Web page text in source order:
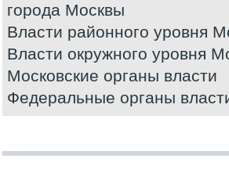
города Москвы
Власти районного уровня
Власти окружного уровня
Московские органы власти
Федеральные органы